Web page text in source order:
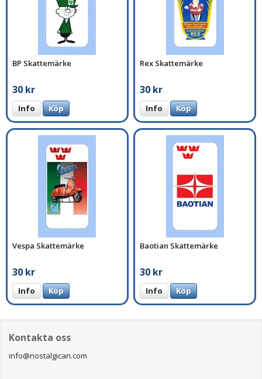
BP Skattemärke
30 kr
Info Köp
Rex Skattemärke
30 kr
Info Köp
Vespa Skattemärke
30 kr
Info Köp
Baotian Skattemärke
30 kr
Info Köp
Kontakta oss
info@nostalgican.com